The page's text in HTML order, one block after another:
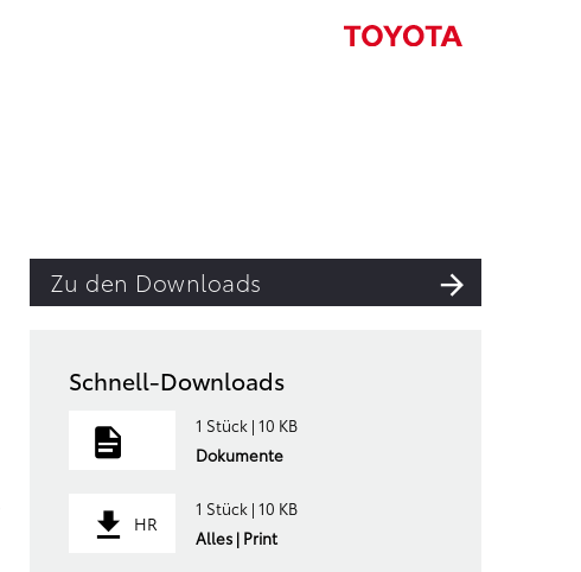
Zu den Downloads
Schnell-Downloads
1 Stück | 10 KB
Dokumente
HR
1 Stück | 10 KB
Alles | Print